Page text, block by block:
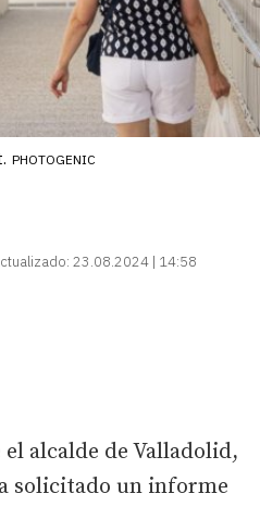
PHOTOGENIC
23.08.2024 | 14:58
el alcalde de Valladolid,
solicitado un informe